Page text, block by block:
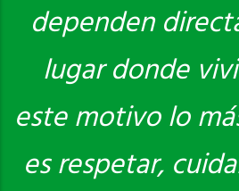
dependen
lugar donde
este motivo lo
es respetar,